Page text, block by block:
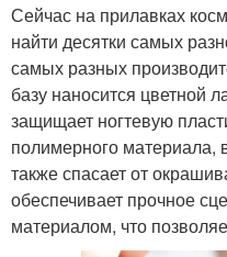
Сейчас на прилавках
найти десятки самых
самых разных
базу наносится цветной
защищает ногтевую
полимерного материала,
также спасает от
обеспечивает прочное
материалом, что